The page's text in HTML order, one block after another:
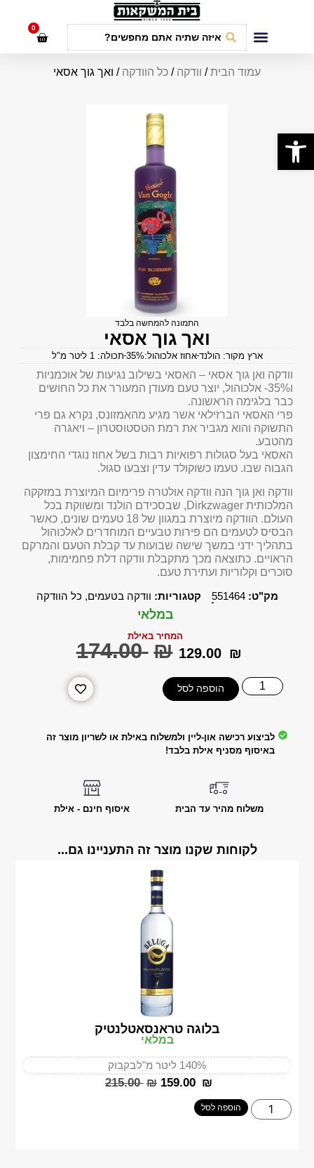
0
עמוד הבית/ וודקה / כל הוודקה / ואך גוך אסאי
התמונה להמחשה בלבד
ואך גוך אסאי
ארץ מקור: הולנד אחוז אלכוהול:35% תכולה: 1 ליטר מ"ל
וודקה ואן גוך אסאי – האסאי בשילוב נגיעות של אוכמניות
ו35%- אלכוהול, יוצר טעם מעודן המעורר את כל החושים
כבר בלגימה הראשונה.
פרי האסאי הברזילאי אשר מגיע מהאמזונס, נקרא גם פרי
התשוקה והוא מגביר את רמת הטסטוסטרון – ויאגרה
מהטבע.
האסאי בעל סגולות רפואיות רבות בשל אחוז נוגדי החימצון
הגבוה שבו. טעמו כשוקולד עדין וצבעו סגול.
וודקה ואן גוך הנה וודקה אולטרה פרימיום המיוצרת במזקקה
המלכותית Dirkzwager, שבסכידם הולנד ומשווקת בכל
העולם. הוודקה מיוצרת במגוון של 18 טעמים שונים, כאשר
הבסיס לטעמים הם פירות טבעיים המוחדרים לאלכוהול
בתהליך ידני במשך שישה שבועות עד קבלת הטעם והמרקם
הראויים. כתוצאה מכך מתקבלת וודקה דלת פחמימות,
סוכרים וקלוריות ועתירת טעם.
מק"ט:551464 קטגוריות: וודקה בטעמים, כל הוודקה
במלאי
המחיר באילת
‎174.00 ₪ ‎129.00 ₪
הוספה לסל
לביצוע רכישה און-ליין ולמשלוח באילת או לשריון מוצר זה
באיסוף מסניף אילת בלבד!
משלוח מהיר עד הבית איסוף חינם - אילת
לקוחות שקנו מוצר זה התעניינו גם...
בלוגה טראנסאטלנטיק
במלאי
40%1 ליטר מ"ל בקבוק
‎215.00 ₪ ‎159.00 ₪
הוספה לסל
פתח סרגל נגישות